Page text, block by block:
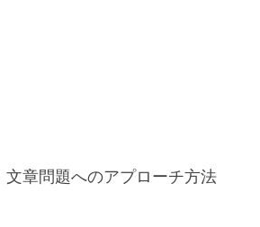
文章問題へのアプローチ方法